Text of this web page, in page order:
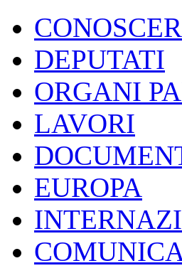
DEPUTATI
ORGANI
LAVORI
EUROPA